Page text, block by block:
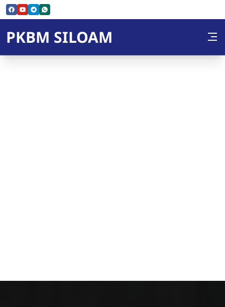
Skip to Content
PKBM SILOAM